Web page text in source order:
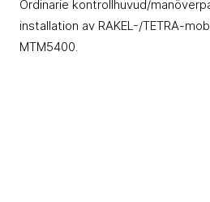
Ordinarie kontrollhuvud/
installation av RAKEL-/TETRA-
MTM5400.